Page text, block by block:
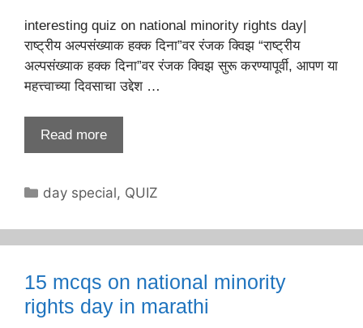
interesting quiz on national minority rights day|
राष्ट्रीय अल्पसंख्याक हक्क दिना”वर रंजक क्विझ “राष्ट्रीय
अल्पसंख्याक हक्क दिना”वर रंजक क्विझ सुरू करण्यापूर्वी, आपण या
महत्त्वाच्या दिवसाचा उद्देश …
Read more
Categories
day special, QUIZ
15 mcqs on national minority
rights day in marathi